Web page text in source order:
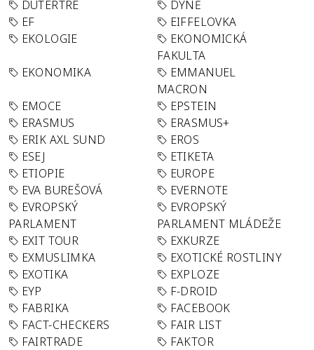
DUTERTRE
DÝNĚ
EF
EIFFELOVKA
EKOLOGIE
EKONOMICKÁ
FAKULTA
EKONOMIKA
EMMANUEL
MACRON
EMOCE
EPSTEIN
ERASMUS
ERASMUS+
ERIK AXL SUND
EROS
ESEJ
ETIKETA
ETIOPIE
EUROPE
EVA BUREŠOVÁ
EVERNOTE
EVROPSKÝ
PARLAMENT
EVROPSKÝ
PARLAMENT MLÁDEŽE
EXIT TOUR
EXKURZE
EXMUSLIMKA
EXOTICKÉ ROSTLINY
EXOTIKA
EXPLOZE
EYP
F-DROID
FABRIKA
FACEBOOK
FACT-CHECKERS
FAIR LIST
FAIRTRADE
FAKTOR